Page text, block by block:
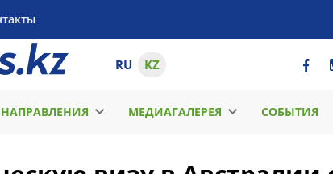
RU KZ
НАПРАВЛЕНИЯ МЕДИАГАЛЕРЕЯ СОБЫТИЯ